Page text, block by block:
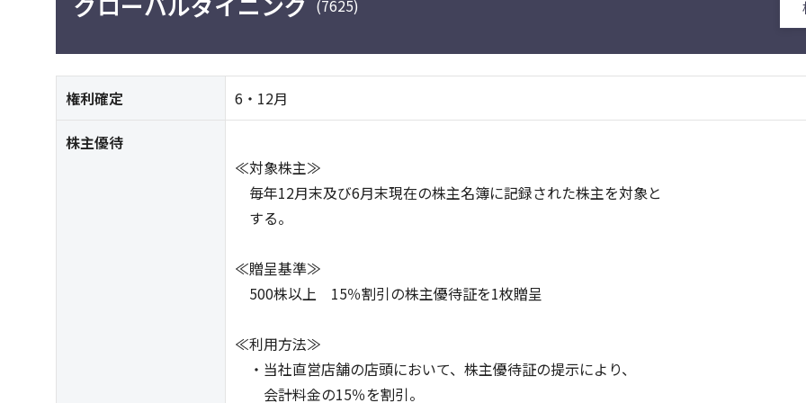
(7625)
権利確定 6・12月
株主優待
≪対象株主≫
毎年12月末及び6月末現在の株主名簿に記録された株主を対象と
する。
≪贈呈基準≫
500株以上 15％割引の株主優待証を1枚贈呈
≪利用方法≫
・当社直営店舗の店頭において、株主優待証の提示により、
会計料金の15％を割引。